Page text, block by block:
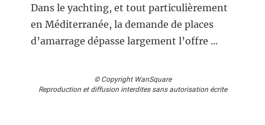
Dans le yachting, et tout particulièrement
en Méditerranée, la demande de places
d’amarrage dépasse largement l’offre ...
© Copyright WanSquare
Reproduction et diffusion interdites sans autorisation écrite